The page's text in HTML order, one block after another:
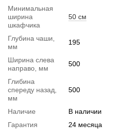
Минимальная
ширина
шкафчика
50 см
Глубина чаши,
мм
195
Ширина слева
направо, мм
500
Глибина
спереду назад,
мм
500
Наличие
В наличии
Гарантия
24 месяца